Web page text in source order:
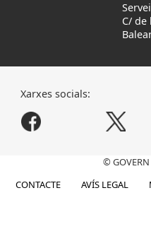
C/
Xarxes socials:
© GOVERN
CONTACTE
AVÍS LEGAL